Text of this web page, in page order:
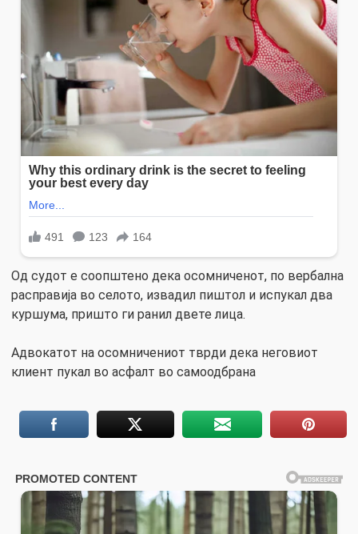
Од судот е соопштено дека осомниченот, по вербална
расправија во селото, извадил пиштол и испукал два
куршума, пришто ги ранил двете лица.
Адвокатот на осомничениот тврди дека неговиот
клиент пукал во асфалт во самоодбрана